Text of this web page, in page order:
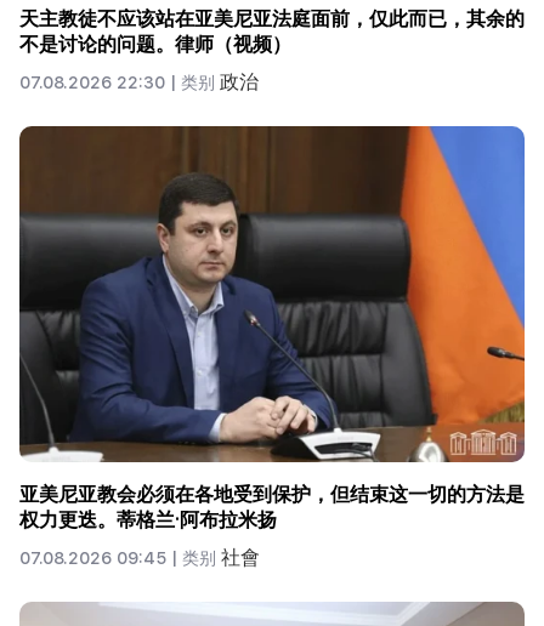
天主教徒不应该站在亚美尼亚法庭面前，仅此而已，其余的
不是讨论的问题。律师（视频）
07.08.2026 22:30 | 类别 政治
亚美尼亚教会必须在各地受到保护，但结束这一切的方法是
权力更迭。蒂格兰·阿布拉米扬
07.08.2026 09:45 | 类别 社會